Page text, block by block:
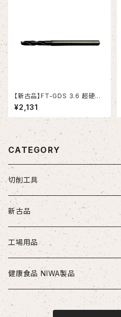
【新古品】FT-GDS 3.6 超硬ド
リル (OSG)
¥2,131
CATEGORY
切削工具
ドリル
ソリッドドリル（超硬/ハイス/他）
段付きドリル・座繰りドリル
ヘッド交換式ドリル
エンドミル
超硬エンドミル
ハイスエンドミル
タップ
ハンドタップ
リーマ
新古品
お得セット品
切削工具
ドリル
配管部品
工場用品
安全・保護用品
ヘルメット
健康食品 NIWA製品
ニワメイツ21 [送料無料]